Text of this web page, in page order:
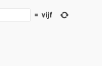
= vijf